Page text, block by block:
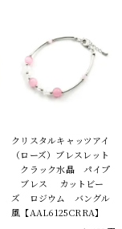
クリスタルキャッツアイ
（ローズ）ブレスレット
クラック水晶 パイプ
ブレス カットビー
ズ ロジウム バングル
風【AAL6125CRRA】